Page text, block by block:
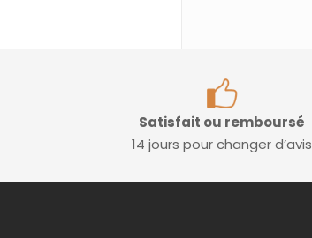
Satisfait ou remboursé
14 jours pour changer d’avis